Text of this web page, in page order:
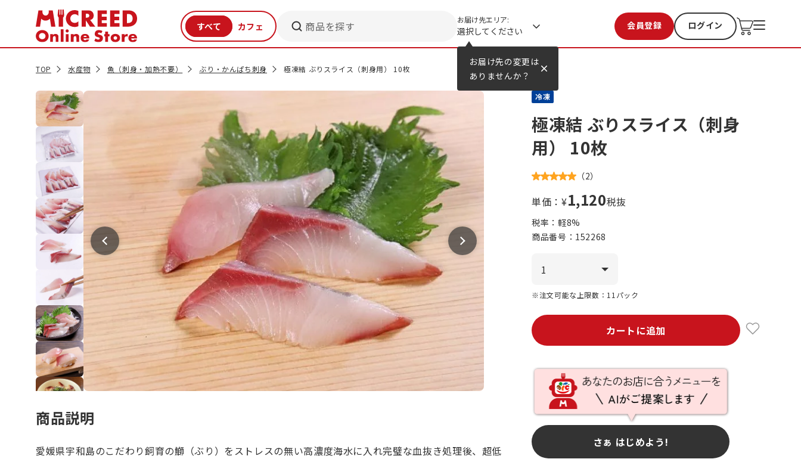
お届け先の変更は
ありませんか？
商品を探す お届け先エリア:
選択してください 会員登録 ログイン
お気に入り 過去購入
TOP 水産物 魚（刺身・加熱不要） ぶり・かんぱち刺身 極凍結 ぶりスライス（刺身用） 10枚
冷凍
極凍結 ぶりスライス（刺身
用） 10枚
（2）
単価：¥1,120税抜
税率：軽8%
商品番号： 152268
※注文可能な上限数：11パック
カートに追加
さぁ はじめよう!
商品説明
愛媛県宇和島のこだわり飼育の鰤（ぶり）をストレスの無い高濃度海水に入れ完璧な血抜き処理後、超低